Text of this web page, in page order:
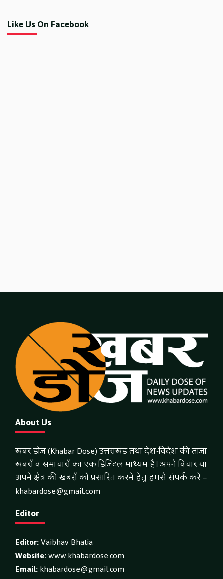
Like Us On Facebook
About Us
खबर डोज (Khabar Dose) उत्तराखंड तथा देश-विदेश की ताजा
खबरों व समाचारों का एक डिजिटल माध्यम है। अपने विचार या
अपने क्षेत्र की खबरों को प्रसारित करने हेतु हमसे संपर्क करें –
khabardose@gmail.com
Editor
Editor:Vaibhav Bhatia
Website:www.khabardose.com
Email:khabardose@gmail.com